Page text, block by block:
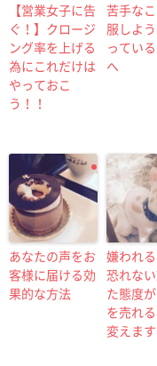
【営業女子に告
ぐ！】クロージ
ング率を上げる
為にこれだけは
やっておこ
う！！
苦手な
服しよ
ってい
へ
あなたの声をお
客様に届ける効
果的な方法
嫌われ
恐れな
た態度
を売れ
変えます